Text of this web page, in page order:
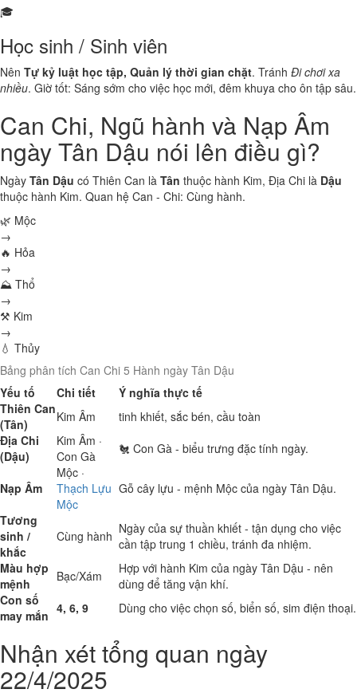
🎓
Học sinh / Sinh viên
Nên Tự kỷ luật học tập, Quản lý thời gian chặt. Tránh Đi chơi xa
nhiều. Giờ tốt: Sáng sớm cho việc học mới, đêm khuya cho ôn tập sâu.
Can Chi, Ngũ hành và Nạp Âm
ngày Tân Dậu nói lên điều gì?
Ngày Tân Dậu có Thiên Can là Tân thuộc hành Kim, Địa Chi là Dậu
thuộc hành Kim. Quan hệ Can - Chi: Cùng hành.
🌿 Mộc
→
🔥 Hỏa
→
⛰ Thổ
→
⚒ Kim
→
💧 Thủy
Bảng phân tích Can Chi 5 Hành ngày Tân Dậu
Yếu tố
Chi tiết
Ý nghĩa thực tế
Thiên Can
(Tân)
Kim Âm
tinh khiết, sắc bén, cầu toàn
Địa Chi
(Dậu)
Kim Âm ·
Con Gà
🐔 Con Gà - biểu trưng đặc tính ngày.
Nạp Âm
Mộc ·
Thạch Lựu
Mộc
Gỗ cây lựu - mệnh Mộc của ngày Tân Dậu.
Tương
sinh /
khắc
Cùng hành Ngày của sự thuần khiết - tận dụng cho việc
cần tập trung 1 chiều, tránh đa nhiệm.
Màu hợp
mệnh
Bạc/Xám
Hợp với hành Kim của ngày Tân Dậu - nên
dùng để tăng vận khí.
Con số
may mắn 4, 6, 9 Dùng cho việc chọn số, biển số, sim điện thoại.
Nhận xét tổng quan ngày
22/4/2025